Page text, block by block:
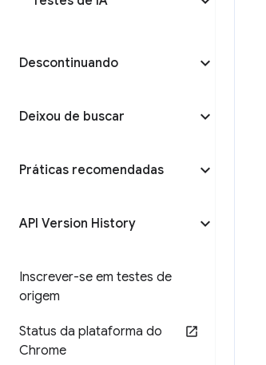
Descontinuando
Deixou de buscar
Práticas recomendadas
API Version History
Inscrever-se em testes de
origem
Status da plataforma do
Chrome